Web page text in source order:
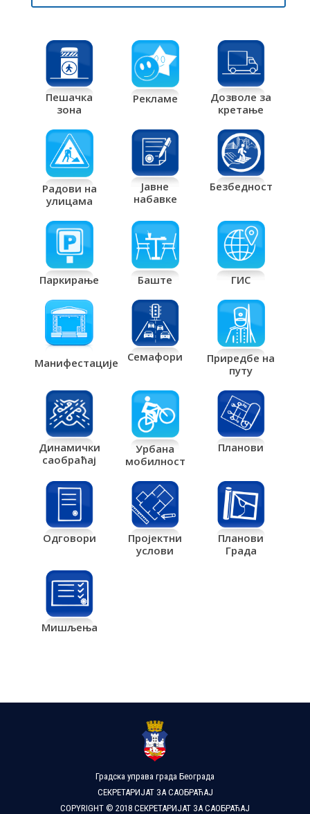
Пешачка
зона
Рекламе
Дозволе за
кретање
Радови на
улицама
Јавне
набавке
Безбедност
Паркирање Баште ГИС
Манифестације Семафори
Приредбе на
путу
Динамички
саобраћај
Урбана
мобилност
Планови
Одговори
Пројектни
услови
Планови
Града
Мишљења
Градска управа града Београда
СЕКРЕТАРИЈАТ ЗА САОБРАЋАЈ
COPYRIGHT © 2018 СЕКРЕТАРИЈАТ ЗА САОБРАЋАЈ